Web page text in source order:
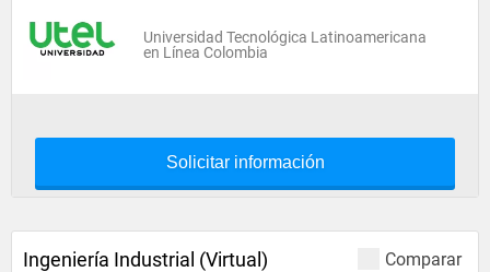
Universidad Tecnológica Latinoamericana
en Línea Colombia
Solicitar información
Comparar
Ingeniería Industrial (Virtual)